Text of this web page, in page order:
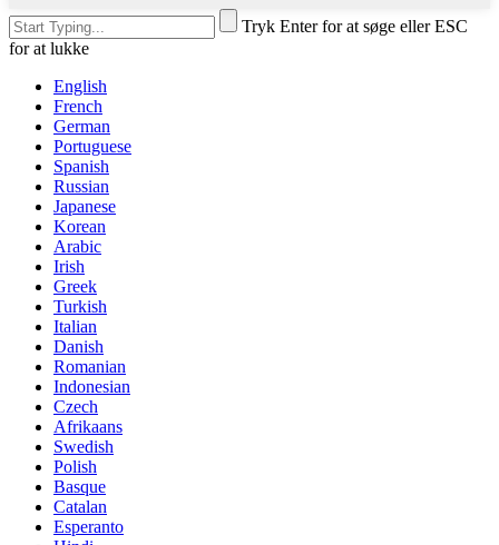
Tryk Enter for at søge eller ESC
for at lukke
English
French
German
Portuguese
Spanish
Russian
Japanese
Korean
Arabic
Irish
Greek
Turkish
Italian
Danish
Romanian
Indonesian
Czech
Afrikaans
Swedish
Polish
Basque
Catalan
Esperanto